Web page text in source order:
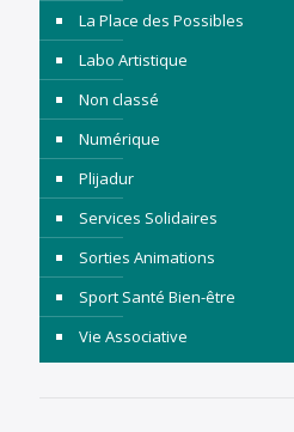
La Place des Possibles
Labo Artistique
Non classé
Numérique
Plijadur
Services Solidaires
Sorties Animations
Sport Santé Bien-être
Vie Associative